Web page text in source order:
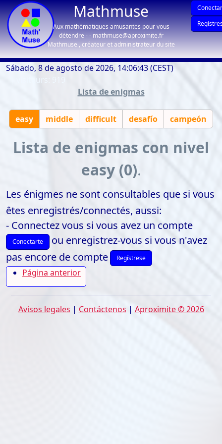
Mathmuse
Aux mathématiques amusantes pour vous
détendre - - mathmuse@aproximite.fr
Mathmuse , créateur et administrateur du site
Sábado, 8 de agosto de 2026, 14:06:43 (CEST)
Lista de enigmas
easy middle difficult desafío campeón
Lista de enigmas con nivel
easy (0).
Les énigmes ne sont consultables que si vous
êtes enregistrés/connectés, aussi:
- Connectez vous si vous avez un compte
Conectarte
ou enregistrez-vous si vous n'avez
pas encore de compte
Regístrese
Página anterior
Avisos legales | Contáctenos | Aproximite © 2026